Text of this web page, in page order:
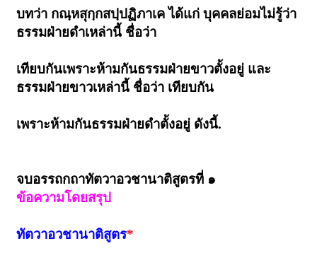
บทว่า กณฺหสุกฺกสปฺปฏิภาเค ได้แก่ บุคคลย่อมไม่รู้ว่า
ธรรมฝ่ายดำเหล่านี้ ชื่อว่า
เทียบกันเพราะห้ามกันธรรมฝ่ายขาวตั้งอยู่ และ
ธรรมฝ่ายขาวเหล่านี้ ชื่อว่า เทียบกัน
เพราะห้ามกันธรรมฝ่ายดำตั้งอยู่ ดังนี้.
จบอรรถกถาทัตวาอวชานาติสูตรที่ ๑
ข้อความโดยสรุป
ทัตวาอวชานาติสูตร*